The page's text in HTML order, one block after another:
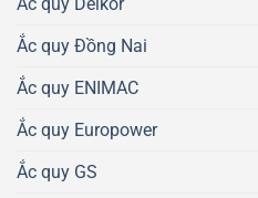
Ắc quy Đồng Nai
Ắc quy ENIMAC
Ắc quy Europower
Ắc quy GS